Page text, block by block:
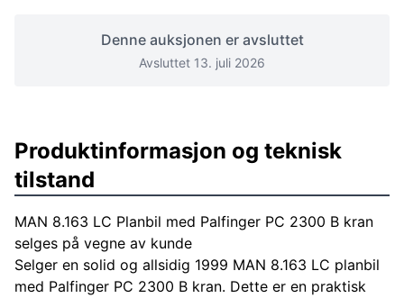
Denne auksjonen er avsluttet
Avsluttet 13. juli 2026
Produktinformasjon og teknisk
tilstand
MAN 8.163 LC Planbil med Palfinger PC 2300 B kran
selges på vegne av kunde
Selger en solid og allsidig 1999 MAN 8.163 LC planbil
med Palfinger PC 2300 B kran. Dette er en praktisk